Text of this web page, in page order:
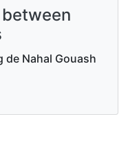
de Nahal Gouash